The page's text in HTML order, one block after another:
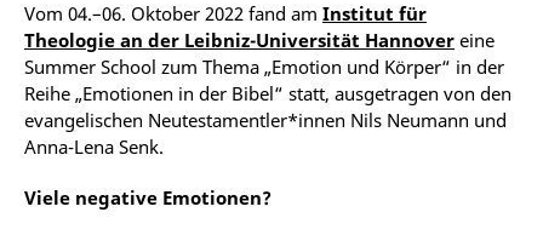
Vom 04.–06. Oktober 2022 fand am Institut für
Theologie an der Leibniz-Universität Hannover eine
Summer School zum Thema „Emotion und Körper“ in der
Reihe „Emotionen in der Bibel“ statt, ausgetragen von den
evangelischen Neutestamentler*innen Nils Neumann und
Anna-Lena Senk.
Viele negative Emotionen?